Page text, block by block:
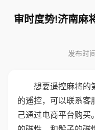
审时度势!济南麻
发布时
想要遥控麻将的
的遥控，可以联系客
己通过电商平台购买